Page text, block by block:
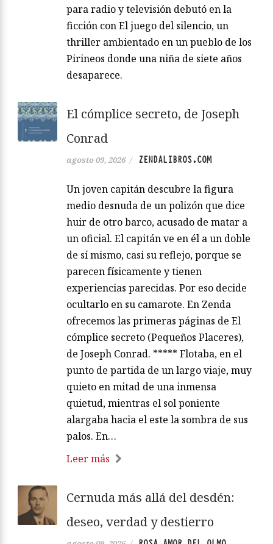
para radio y televisión debutó en la
ficción con El juego del silencio, un
thriller ambientado en un pueblo de los
Pirineos donde una niña de siete años
desaparece.
El cómplice secreto, de Joseph
Conrad
agosto 09, 2026 / ZENDALIBROS.COM
Un joven capitán descubre la figura
medio desnuda de un polizón que dice
huir de otro barco, acusado de matar a
un oficial. El capitán ve en él a un doble
de sí mismo, casi su reflejo, porque se
parecen físicamente y tienen
experiencias parecidas. Por eso decide
ocultarlo en su camarote. En Zenda
ofrecemos las primeras páginas de El
cómplice secreto (Pequeños Placeres),
de Joseph Conrad. ***** Flotaba, en el
punto de partida de un largo viaje, muy
quieto en mitad de una inmensa
quietud, mientras el sol poniente
alargaba hacia el este la sombra de sus
palos. En…
Leer más
Cernuda más allá del desdén:
deseo, verdad y destierro